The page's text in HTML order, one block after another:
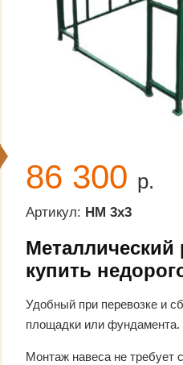
86 300 р.
Артикул: НМ 3х3
Металлический
купить
Удобный при перевозке и
площадки или фундамента.
Монтаж навеса не требует